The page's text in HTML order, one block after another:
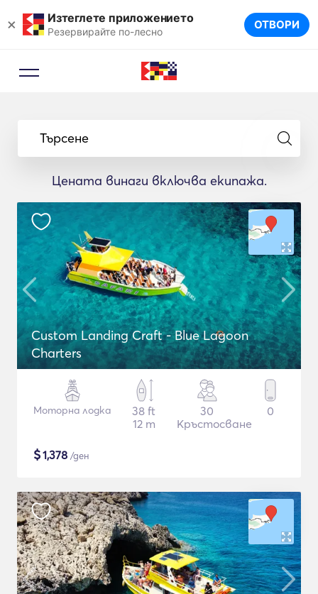
× Изтеглете приложението
Резервирайте по-лесно ОТВОРИ
Търсене
Цената винаги включва екипажа.
Custom Landing Craft - Blue Lagoon
Charters
Моторна лодка
38 ft
12 m
30
Кръстосване
0
$1,378 /ден